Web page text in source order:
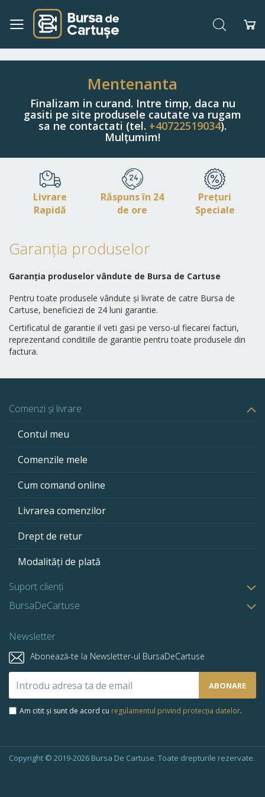
Navigați
Conținut
Căutare
Mentenanta
Finalizam in curand. Intre timp, daca nu
gasiti pe site produsele cautate va rugam
sa ne contactati (tel. +40722519034).
Mulțumim!
Livrare
Rapidă
Răspuns în 24
de ore
Prețuri
Speciale
Garanția produselor
Garanția produselor vândute de Bursa de Cartuse
Pentru toate produsele vândute și livrate de catre Bursa de
Cartuse, beneficiezi de 24 luni garantie.
Certificatul de garantie il veti gasi pe verso-ul fiecarei facturi,
reprezentand conditiile de garantie pentru toate produsele din
factura.
Comenzi și livrare
Contul meu
Comenzile mele
Cum comand online
Livrarea comenzilor
Drept de retur
Modalități de plată
Suport clienți
BursaDeCartuse
Newsletter
Abonează-te la Newsletter-ul BursaDeCartuse
Abonează-
la
newsletter-
ABONARE
Am citit și sunt de acord cu regulamentul privind protecția datelor.
Copyright © 2019-2026 Bursa De Cartuse. Toate drepturile rezervate.